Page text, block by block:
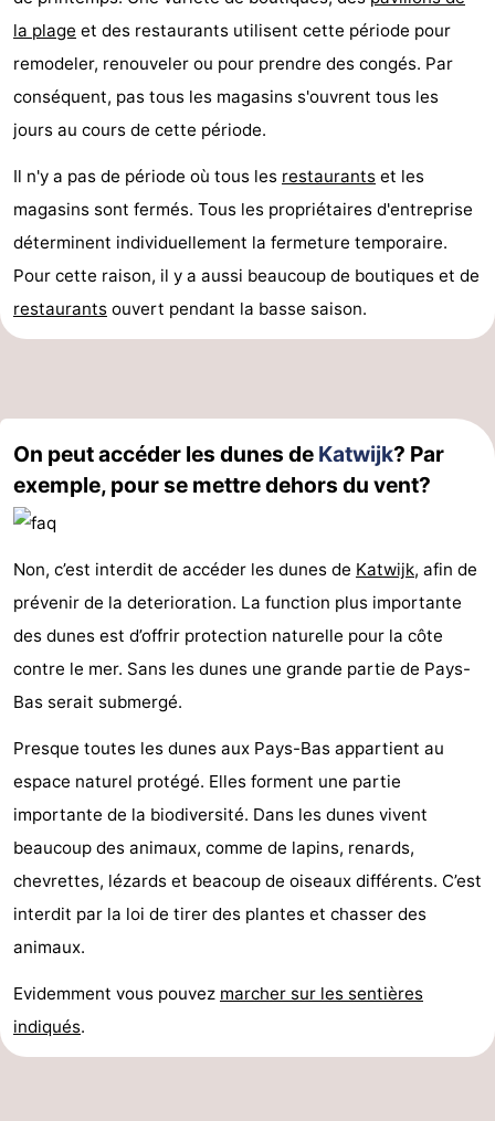
la plage et des restaurants utilisent cette période pour
remodeler, renouveler ou pour prendre des congés. Par
conséquent, pas tous les magasins s'ouvrent tous les
jours au cours de cette période.
Il n'y a pas de période où tous les restaurants et les
magasins sont fermés. Tous les propriétaires d'entreprise
déterminent individuellement la fermeture temporaire.
Pour cette raison, il y a aussi beaucoup de boutiques et de
restaurants ouvert pendant la basse saison.
On peut accéder les dunes de Katwijk? Par
exemple, pour se mettre dehors du vent?
Non, c’est interdit de accéder les dunes de Katwijk, afin de
prévenir de la deterioration. La function plus importante
des dunes est d’offrir protection naturelle pour la côte
contre le mer. Sans les dunes une grande partie de Pays-
Bas serait submergé.
Presque toutes les dunes aux Pays-Bas appartient au
espace naturel protégé. Elles forment une partie
importante de la biodiversité. Dans les dunes vivent
beaucoup des animaux, comme de lapins, renards,
chevrettes, lézards et beacoup de oiseaux différents. C’est
interdit par la loi de tirer des plantes et chasser des
animaux.
Evidemment vous pouvez marcher sur les sentières
indiqués.